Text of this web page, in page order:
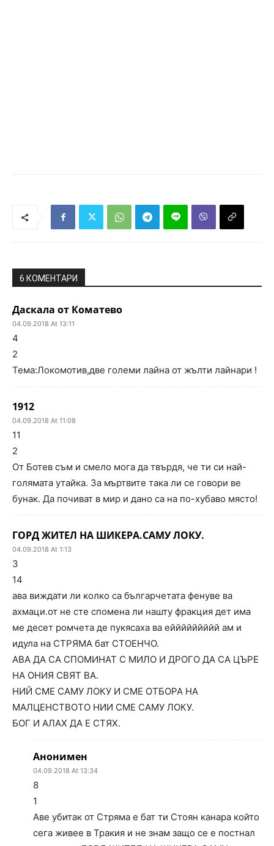
6 КОМЕНТАРИ
Даскала от Коматево
04.09.2018 At 13:11
4
2
Тема:Локомотив,две големи лайна от жълти лайнари !
1912
04.09.2018 At 11:08
11
2
От Ботев съм и смело мога да твърдя, че ти си най-
голямата утайка. За мъртвите така ли се говори ве
бунак. Да почиват в мир и дано са на по-хубаво място!
ГОРД ЖИТЕЛ НА ШИКЕРА.САМУ ЛОКУ.
04.09.2018 At 1:13
3
14
ава виждати ли колко са българчетата фенуве ва
ахмаци.от не сте спомена ли нашту фракция дет има
ме десет ромчета де пукясаха ва еййййййййй ам и
идула на СТРЯМА бат СТОЕНЧО.
АВА ДА СА СПОМИНАТ С МИЛО И ДРОГО ДА СА ЦЪРЕ
НА ОНИЯ СВЯТ ВА.
НИЙ СМЕ САМУ ЛОКУ И СМЕ ОТБОРА НА
МАЛЦЕНСТВОТО НИИ СМЕ САМУ ЛОКУ.
БОГ И АЛАХ ДА Е СТЯХ.
Анонимен
04.09.2018 At 13:34
8
1
Аве убитак от Стряма е бат ти Стоян канара който
сега живее в Тракия и не знам защо се е постнал